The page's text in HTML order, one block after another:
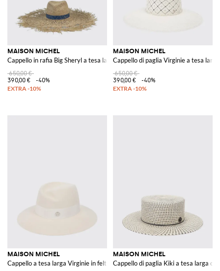
MAISON MICHEL
Cappello in rafia Big Sheryl a tesa larga con fondo sfrangiato
650,00 €
390,00 €
-40%
MAISON MICHEL
Cappello di paglia Virginie a tesa
650,00 €
390,00 €
-40%
MAISON MICHEL
Cappello a tesa larga Virginie in feltro di lana color perla
MAISON MICHEL
Cappello di paglia Kiki a tesa larga